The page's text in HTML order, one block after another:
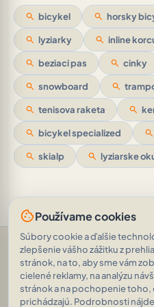
search bicykel search horsky
search lyziarky search inline
search beziaci pas search cinky
search snowboard search
search tenisova raketa search
search bicykel specialized search
search skialp search lyziarske
Pomoc a podpora•Otázky•
Podmienky používania•
© 2026AVEINO | history_edu
(Gaius Julius
cookiePoužívame cookies
Súbory cookie a ďalšie
zlepšenie vášho zážitku z
stránok, na to, aby sme vám
cielené reklamy, na analýzu
stránok a na pochopenie toho,
prichádzajú. Podrobnosti